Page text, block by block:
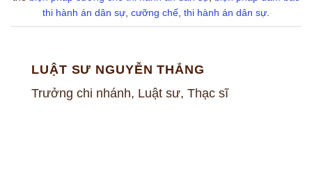
thi hành án dân sự cưỡng chế thi hành án dân sự
LUẬT SƯ NGUYỄN THẮNG
Trưởng chi nhánh, Luật sư, Thạc sĩ